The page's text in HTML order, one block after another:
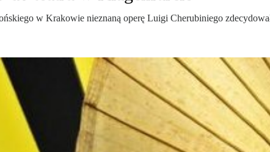
w Krakowie nieznaną operę Luigi Cherubiniego